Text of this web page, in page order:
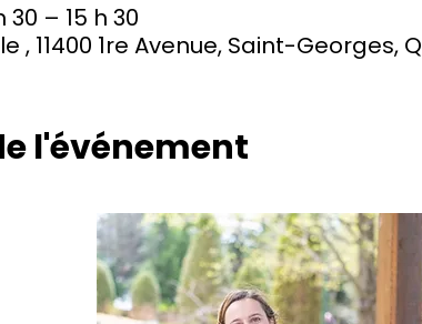
30 – 15 h 30
, 11400 1re Avenue, Saint-Georges,
l'événement